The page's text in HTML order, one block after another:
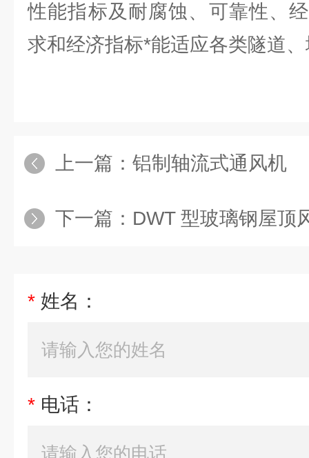
性能指标及耐腐蚀、可靠性、
求和经济指标*能适应各类隧道
上一篇： 铝制轴流式通风机
下一篇： DWT 型玻璃钢屋顶
* 姓名：
* 电话：